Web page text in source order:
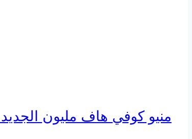
منيو كوفي هاف مليون الجديد